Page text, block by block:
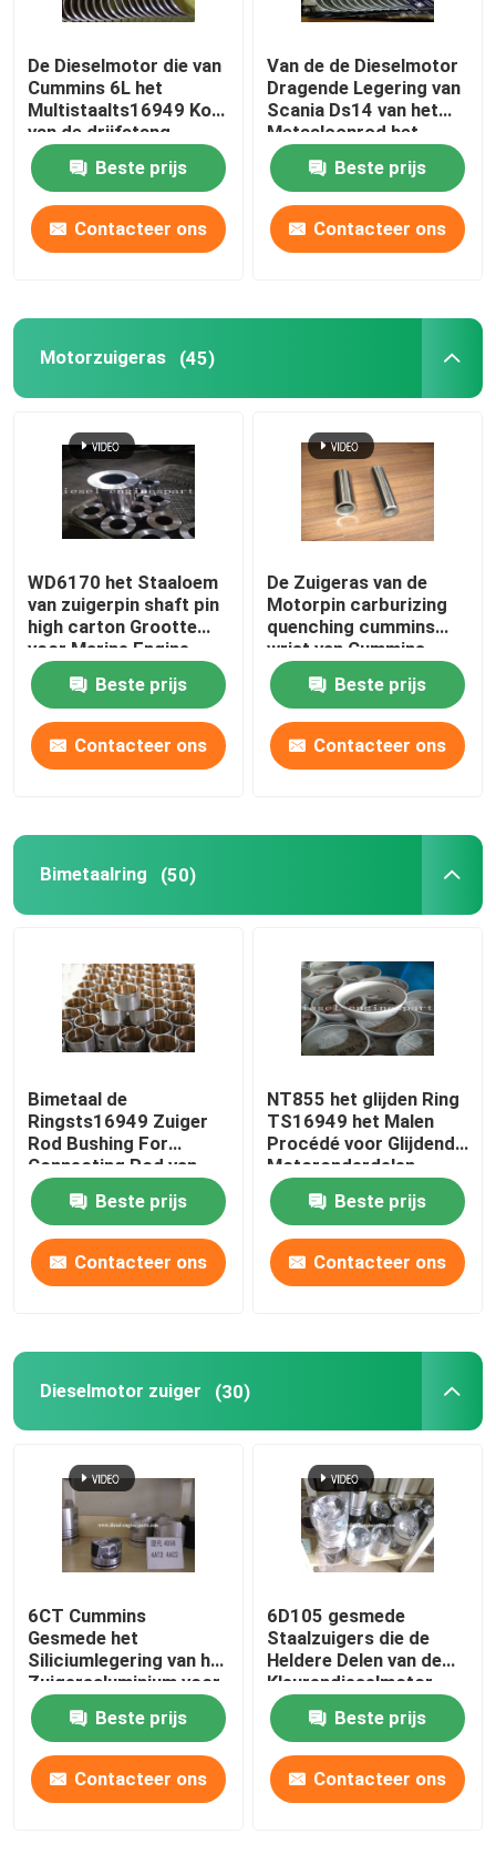
Thuis
Videos
VR-show
Over ons
Fabrieksreis
Kwaliteitscontrole
Contacteer ons
Motorzuigeras
Dieselmotor zuiger
Dieselmotorzuigerveer
De Koker van de cilindervoering
De Kleppen van de opnameuitlaat
Dieselmotorassemblage
Diesel Generatorreeks
Mini Drum Roller
Mini Excavator Machine
De Dieselmotor die van
Cummins 6L het
Multistaalts16949 Kop
van de drijfstang
Dragen dragen
Beste prijs
Contacteer ons
Van de de Dieselmotor
Dragende Legering van
Scania Ds14 van het
Metaalconrod het
Lagerreeks
Beste prijs
Contacteer ons
Motorzuigeras (45)
WD6170 het Staaloem
van zuigerpin shaft pin
high carton Grootte
voor Marine Engine
Beste prijs
Contacteer ons
De Zuigeras van de
Motorpin carburizing
quenching cummins
wrist van Cummins
NT855
Beste prijs
Contacteer ons
Bimetaalring (50)
Bimetaal de
Ringsts16949 Zuiger
Rod Bushing For
Connecting Rod van
het slijtagebewijs
Beste prijs
Contacteer ons
NT855 het glijden Ring
TS16949 het Malen
Procédé voor Glijdende
Motoronderdelen
Beste prijs
Contacteer ons
Dieselmotor zuiger (30)
6CT Cummins
Gesmede het
Siliciumlegering van het
Zuigersaluminium voor
Marine Engine
Beste prijs
Contacteer ons
6D105 gesmede
Staalzuigers die de
Heldere Delen van de
Kleurendieselmotor
Phosphating
Beste prijs
Contacteer ons